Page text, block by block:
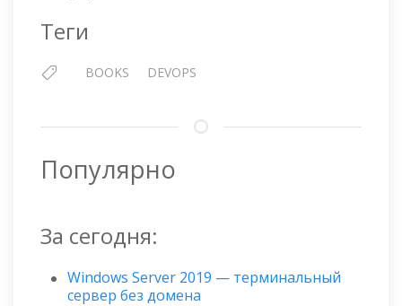
Теги
BOOKS DEVOPS
Популярно
За сегодня:
Windows Server 2019 — терминальный
сервер без домена